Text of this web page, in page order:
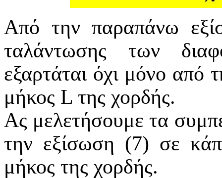
Από την παραπάνω
ταλάντωσης των
εξαρτάται όχι μόνο από
μήκος L της χορδής.
Ας μελετήσουμε τα
την εξίσωση (7) σε
μήκος της χορδής.